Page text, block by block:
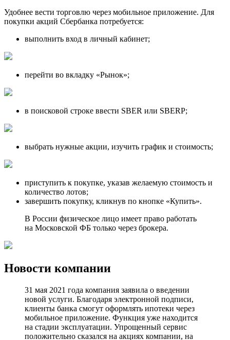
Удобнее вести торговлю через мобильное приложение. Для
покупки акций Сбербанка потребуется:
выполнить вход в личный кабинет;
перейти во вкладку «Рынок»;
в поисковой строке ввести SBER или SBERP;
выбрать нужные акции, изучить график и стоимость;
приступить к покупке, указав желаемую стоимость и
количество лотов;
завершить покупку, кликнув по кнопке «Купить».
В России физическое лицо имеет право работать
на Московской ФБ только через брокера.
Новости компании
31 мая 2021 года компания заявила о введении
новой услуги. Благодаря электронной подписи,
клиенты банка смогут оформлять ипотеки через
мобильное приложение. Функция уже находится
на стадии эксплуатации. Упрощенный сервис
положительно сказался на акциях компании, на